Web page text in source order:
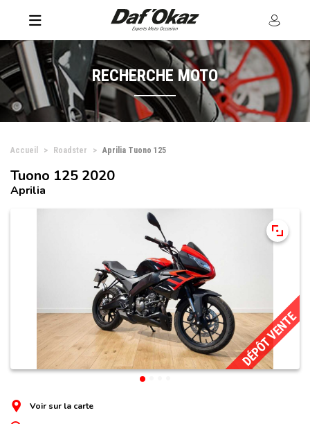
RECHERCHE MOTO
Accueil Roadster Aprilia Tuono 125
DÉPÔT VENTE
Tuono 125 2020
Aprilia
Voir sur la carte